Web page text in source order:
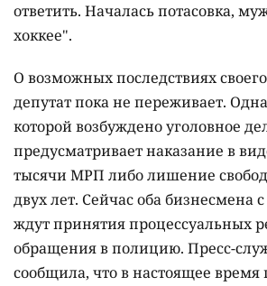
ответить. Началась потасовка,
хоккее".
О возможных последствиях
депутат пока не переживает.
которой возбуждено уголовное
предусматривает наказание в
тысячи МРП либо лишение
двух лет. Сейчас оба бизнесмена
ждут принятия процессуальных
обращения в полицию. Пресс-
сообщила, что в настоящее